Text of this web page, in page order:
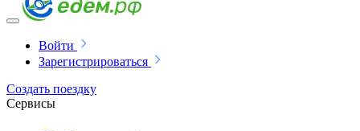
Войти
Зарегистрироваться
Создать поездку
Сервисы